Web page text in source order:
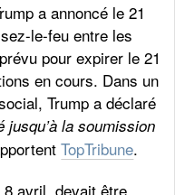
a annoncé le 21
le-feu entre les
pour expirer le 21
en cours. Dans un
Trump a déclaré
la soumission
TopTribune.
avril, devait être